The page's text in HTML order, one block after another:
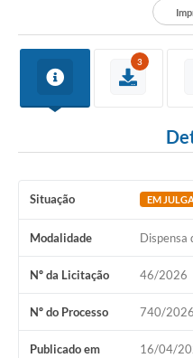
3
Situação EM
Modalidade Dispensa
Nº da Licitação 46/2026
Nº do Processo 740/2026
Publicado em 16/04/